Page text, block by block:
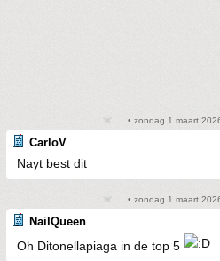
• zondag 1 maart
CarloV
Nayt best dit
• zondag 1 maart
NailQueen
Oh Ditonellapiaga in de top 5